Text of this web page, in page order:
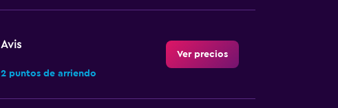
Avis
2 puntos de arriendo
Ver precios